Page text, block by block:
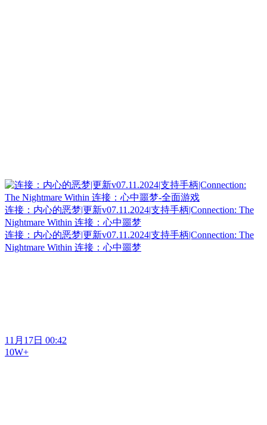
连接：内心的恶梦|更新v07.11.2024|支持手柄|Connection: The
Nightmare Within 连接：心中噩梦
连接：内心的恶梦|更新v07.11.2024|支持手柄|Connection: The
Nightmare Within 连接：心中噩梦
11月17日 00:42
10W+